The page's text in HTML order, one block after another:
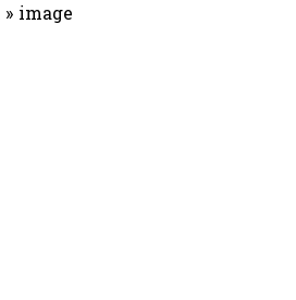
image